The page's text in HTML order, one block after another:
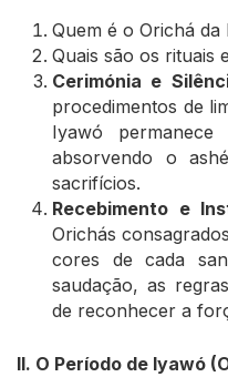
Quem é o Orichá da
Quais são os rituais
Cerimónia e
procedimentos de
Iyawó
absorvendo o
sacrifícios.
Recebimento e
Orichás
cores de cada
saudação, as
de reconhecer a
II. O Período de Iyawó